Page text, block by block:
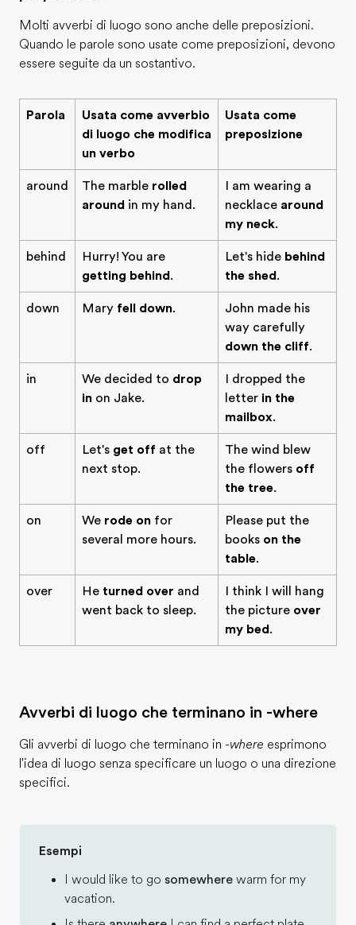
Molti avverbi di luogo sono anche delle preposizioni.
Quando le parole sono usate come preposizioni, devono
essere seguite da un sostantivo.
Parola
Usata come avverbio
di luogo che modifica
un verbo
Usata come
preposizione
around The marble rolled
around in my hand.
I am wearing a
necklace around
my neck.
behind
Hurry! You are
getting behind.
Let's hide behind
the shed.
down Mary fell down.
John made his
way carefully
down the cliff.
in We decided to drop
in on Jake.
I dropped the
letter in the
mailbox.
off Let's get off at the
next stop.
The wind blew
the flowers off
the tree.
on We rode on for
several more hours.
Please put the
books on the
table.
over He turned over and
went back to sleep.
I think I will hang
the picture over
my bed.
Avverbi di luogo che terminano in -where
Gli avverbi di luogo che terminano in -where esprimono
l'idea di luogo senza specificare un luogo o una direzione
specifici.
Esempi
I would like to go somewhere warm for my
vacation.